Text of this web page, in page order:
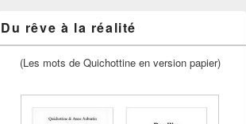
Du rêve à la réalité
(Les mots de Quichottine en version papier)